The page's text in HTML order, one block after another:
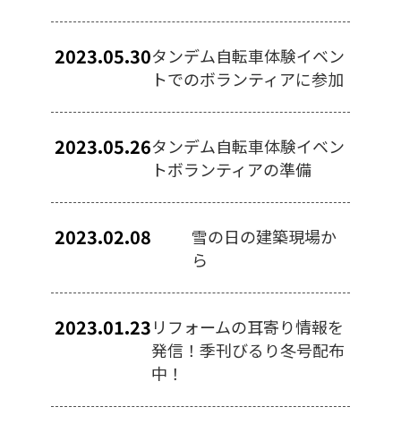
2023.05.30タンデム自転車体験イベン
トでのボランティアに参加
2023.05.26タンデム自転車体験イベン
トボランティアの準備
2023.02.08
雪の日の建築現場か
ら
2023.01.23リフォームの耳寄り情報を
発信！季刊びるり冬号配布
中！